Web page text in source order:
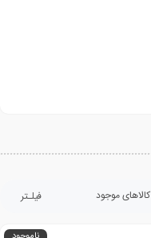
فیلـتر کالاهای موجود